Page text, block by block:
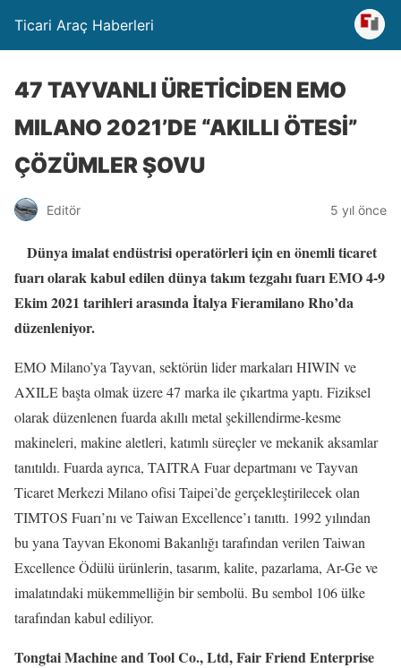
Ticari Araç Haberleri
47 TAYVANLI ÜRETİCİDEN EMO
MILANO 2021’DE “AKILLI ÖTESİ”
ÇÖZÜMLER ŞOVU
Editör 5 yıl önce
Dünya imalat endüstrisi operatörleri için en önemli ticaret
fuarı olarak kabul edilen dünya takım tezgahı fuarı EMO 4-9
Ekim 2021 tarihleri arasında İtalya Fieramilano Rho’da
düzenleniyor.
EMO Milano’ya Tayvan, sektörün lider markaları HIWIN ve
AXILE başta olmak üzere 47 marka ile çıkartma yaptı. Fiziksel
olarak düzenlenen fuarda akıllı metal şekillendirme-kesme
makineleri, makine aletleri, katımlı süreçler ve mekanik aksamlar
tanıtıldı. Fuarda ayrıca, TAITRA Fuar departmanı ve Tayvan
Ticaret Merkezi Milano ofisi Taipei’de gerçekleştirilecek olan
TIMTOS Fuarı’nı ve Taiwan Excellence’ı tanıttı. 1992 yılından
bu yana Tayvan Ekonomi Bakanlığı tarafından verilen Taiwan
Excellence Ödülü ürünlerin, tasarım, kalite, pazarlama, Ar-Ge ve
imalatındaki mükemmelliğin bir sembolü. Bu sembol 106 ülke
tarafından kabul ediliyor.
Tongtai Machine and Tool Co., Ltd,Fair Friend Enterprise